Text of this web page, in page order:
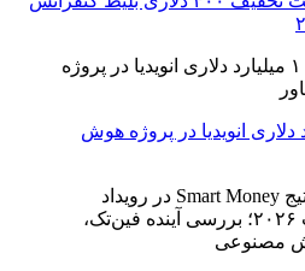
۱ میلیارد دلاری انویدیا در پروژه هوش